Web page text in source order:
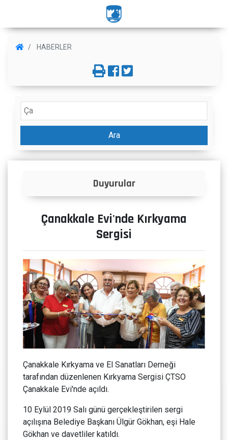
HABERLER
Ara
Çanakkale Evi'nde Kırkyama
Sergisi
Çanakkale Kırkyama ve El Sanatları Derneği
tarafından düzenlenen Kırkyama Sergisi ÇTSO
Çanakkale Evi'nde açıldı.
10 Eylül 2019 Salı günü gerçekleştirilen sergi
açılışına Belediye Başkanı Ülgür Gökhan, eşi Hale
Gökhan ve davetliler katıldı.